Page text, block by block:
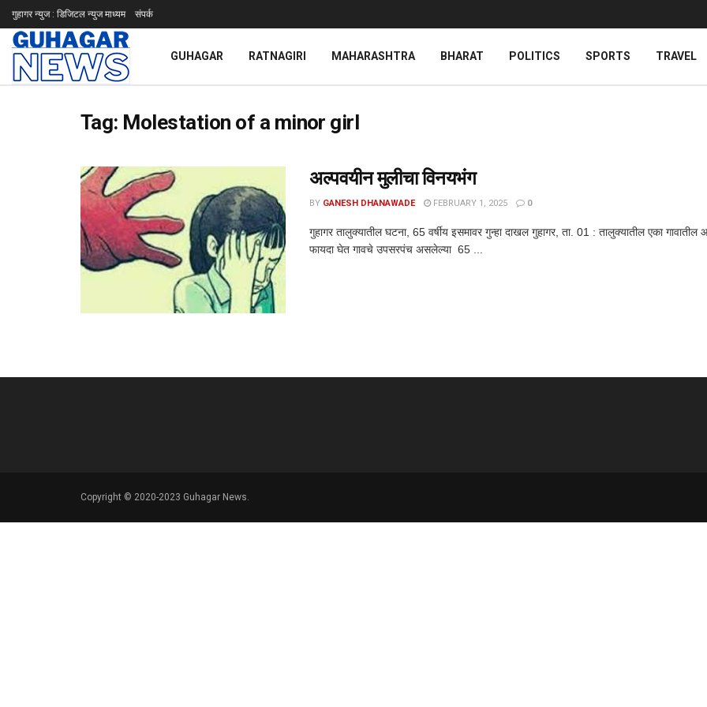
गुहागर न्युज : डिजिटल न्युज माध्यम संपर्क
GUHAGAR RATNAGIRI MAHARASHTRA BHARAT POLITICS SPORTS TRAVEL
Tag: Molestation of a minor girl
अल्पवयीन मुलीचा विनयभंग
BY GANESH DHANAWADE FEBRUARY 1, 2025 0
गुहागर तालुक्यातील घटना, 65 वर्षीय इसमावर गुन्हा दाखल गुहागर, ता. 01 : तालुक्यातील एका गावातील
फायदा घेत गावचे उपसरपंच असलेल्या 65 ...
Copyright © 2020-2023 Guhagar News.